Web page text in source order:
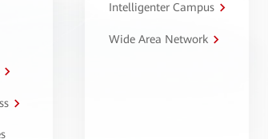
Intelligenter Campus
Wide Area Network